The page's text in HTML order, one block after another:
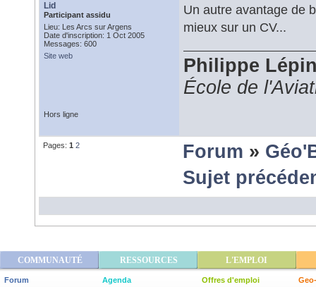
Lid
Participant assidu
Lieu: Les Arcs sur Argens
Date d'inscription: 1 Oct 2005
Messages: 600
Site web
Un autre avantage de
mieux sur un CV...
Philippe
École de
Hors ligne
Pages: 1 2 Forum »
Sujet
COMMUNAUTÉ RESSOURCES L'EMPLOI
Forum
Agenda
Offres d'emploi